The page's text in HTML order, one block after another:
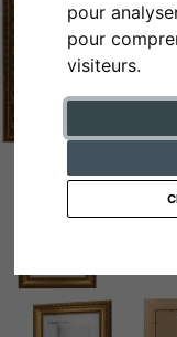
pour
pour
visiteurs.